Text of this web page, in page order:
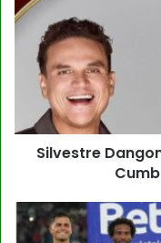
Silvestre